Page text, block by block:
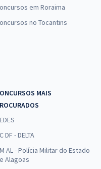
em Roraima
no Tocantins
MAIS
DF - DELTA
AL - Polícia Militar do Estado
Alagoas